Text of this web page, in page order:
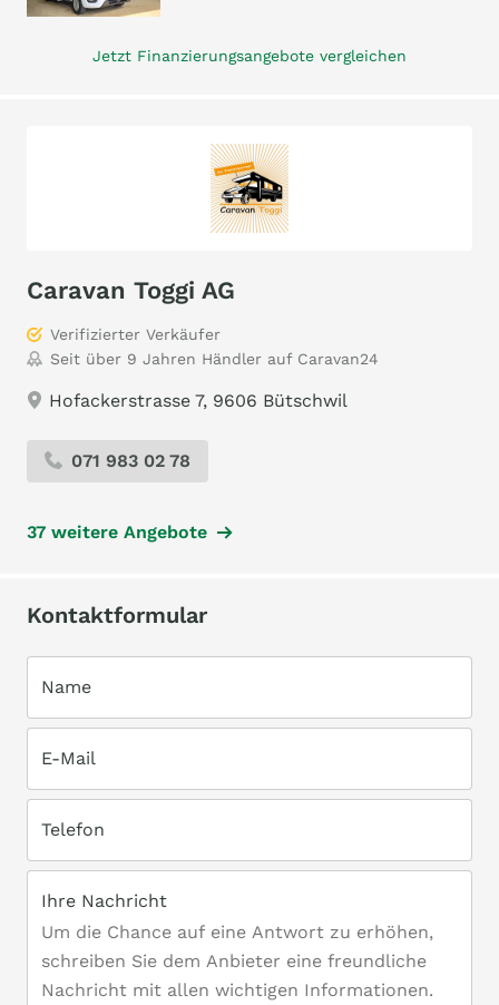
Jetzt Finanzierungsangebote vergleichen
Caravan Toggi AG
Verifizierter Verkäufer
Seit über 9 Jahren Händler auf Caravan24
Hofackerstrasse 7, 9606 Bütschwil
071 983 02 78
37 weitere Angebote
Kontaktformular
Name
E-Mail
Telefon
Ihre Nachricht